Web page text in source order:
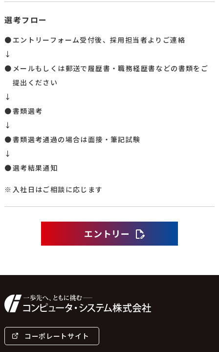
選考フロー
エントリーフォーム受付後、採用担当者よりご連絡​
↓
メールもしくは郵送で履歴書・職務経歴書などの書類をご
提出ください​
↓
書類選考
↓
書類選考通過の場合は面接・筆記試験​
↓
選考結果通知​
入社日はご相談に応じます
エントリー
コーポレートサイト